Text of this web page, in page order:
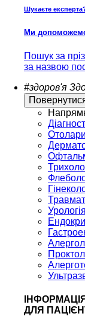
Шукаєте
Ми
Пошук за
за назвою
#здоров'я
Урологія
ІНФОРМАЦІЯ
ДЛЯ